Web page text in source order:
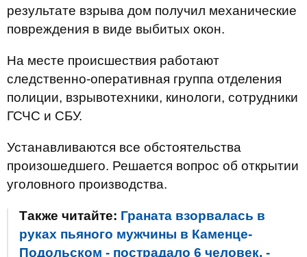
результате взрыва дом получил механические
повреждения в виде выбитых окон.
На месте происшествия работают
следственно-оперативная группа отделения
полиции, взрывотехники, кинологи, сотрудники
ГСЧС и СБУ.
Устанавливаются все обстоятельства
произошедшего. Решается вопрос об открытии
уголовного производства.
Также читайте: Граната взорвалась в
руках пьяного мужчины в Каменце-
Подольском - пострадало 6 человек, -